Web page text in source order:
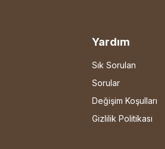
Yardım
Sık Sorulan
Sorular
Değişim Koşulları
Gizlilik Politikası